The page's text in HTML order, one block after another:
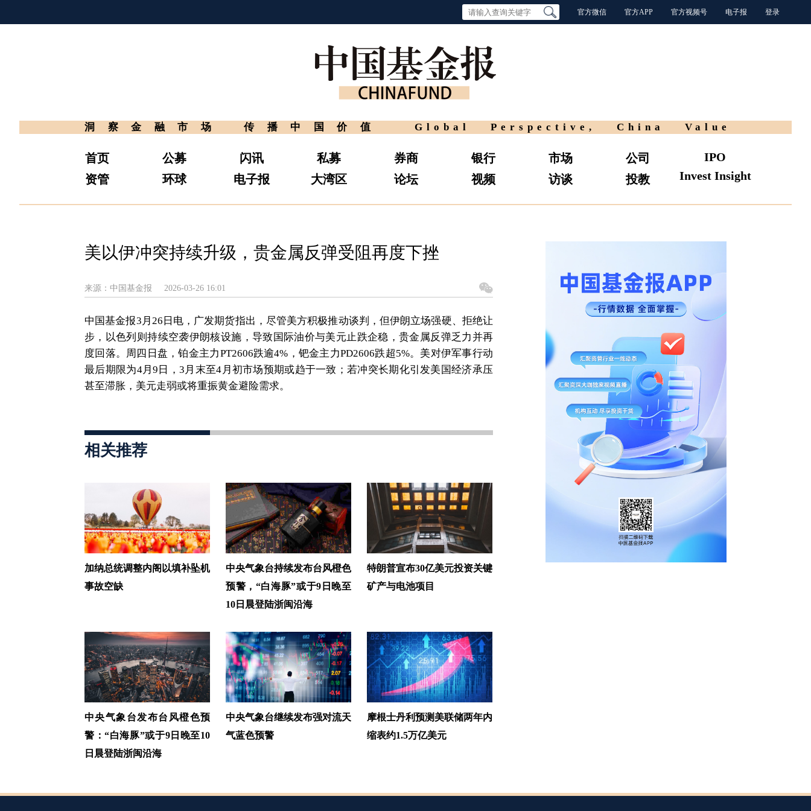
官方微信 官方APP 官方视频号 电子报 登录
洞察金融市场 传播中国价值 Global Perspective, China Value
首页
资管
公募
环球
闪讯
电子报
私募
大湾区
券商
论坛
银行
视频
市场
访谈
公司
投教
IPO
Invest Insight
美以伊冲突持续升级，贵金属反弹受阻再度下挫
来源：中国基金报 2026-03-26 16:01
中国基金报3月26日电，广发期货指出，尽管美方积极推动谈判，但伊朗立场强硬、拒绝让
步，以色列则持续空袭伊朗核设施，导致国际油价与美元止跌企稳，贵金属反弹乏力并再
度回落。周四日盘，铂金主力PT2606跌逾4%，钯金主力PD2606跌超5%。美对伊军事行动
最后期限为4月9日，3月末至4月初市场预期或趋于一致；若冲突长期化引发美国经济承压
甚至滞胀，美元走弱或将重振黄金避险需求。
相关推荐
加纳总统调整内阁以填补坠机
事故空缺
中央气象台持续发布台风橙色
预警，“白海豚”或于9日晚至
10日晨登陆浙闽沿海
特朗普宣布30亿美元投资关键
矿产与电池项目
中央气象台发布台风橙色预
警：“白海豚”或于9日晚至10
日晨登陆浙闽沿海
中央气象台继续发布强对流天
气蓝色预警
摩根士丹利预测美联储两年内
缩表约1.5万亿美元